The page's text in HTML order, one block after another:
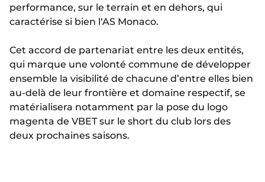
performance, sur le terrain et en dehors, qui
caractérise si bien l‘AS Monaco.
Cet accord de partenariat entre les deux entités,
qui marque une volonté commune de développer
ensemble la visibilité de chacune d’entre elles bien
au-delà de leur frontière et domaine respectif, se
matérialisera notamment par la pose du logo
magenta de VBET sur le short du club lors des
deux prochaines saisons.